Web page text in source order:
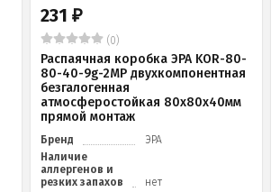
231₽
(0)
Распаячная коробка ЭРА KOR-80-
80-40-9g-2MP двухкомпонентная
безгалогенная
атмосферостойкая 80х80х40мм
прямой монтаж
Бренд
ЭРА
Наличие
аллергенов и
резких запахов
нет